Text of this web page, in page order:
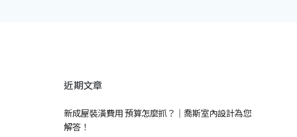
近期文章
新成屋裝潢費用 預算怎麼抓？｜喬斯室內設計為您
解答！